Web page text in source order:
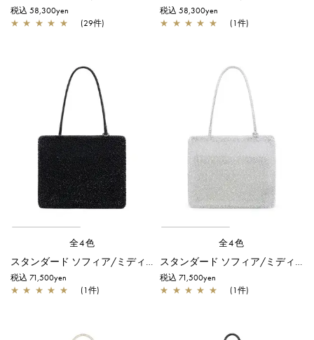
税込 58,300yen
★ ★ ★ ★ ★ (29件)
税込 58,300yen
★ ★ ★ ★ ★ (1件)
全4色
スタンダード ソフィア/ミディアム/エナメルブラック
税込 71,500yen
★ ★ ★ ★ ★ (1件)
全4色
スタンダード ソフィア/ミディアム/シルバー
税込 71,500yen
★ ★ ★ ★ ★ (1件)